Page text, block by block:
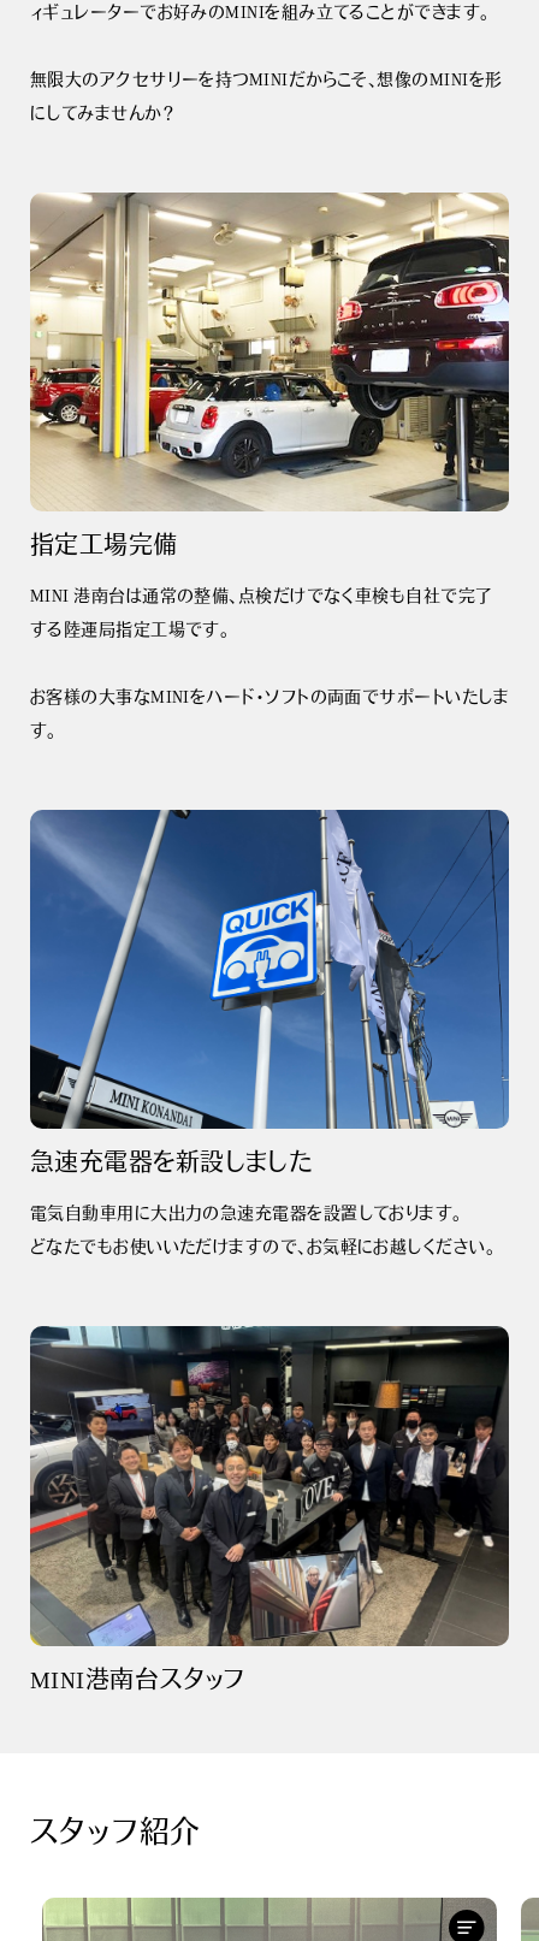
ィギュレーターでお好みのMINIを組み立てることができます。
無限大のアクセサリーを持つMINIだからこそ、想像のMINIを形
にしてみませんか？
指定工場完備
MINI 港南台は通常の整備、点検だけでなく車検も自社で完了
する陸運局指定工場です。
お客様の大事なMINIをハード・ソフトの両面でサポートいたしま
す。
急速充電器を新設しました
電気自動車用に大出力の急速充電器を設置しております。
どなたでもお使いいただけますので、お気軽にお越しください。
MINI港南台スタッフ
スタッフ紹介